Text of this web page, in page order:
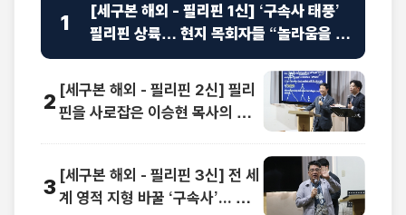
1
[세구본 해외 - 필리핀 1신] ‘구속사 태풍’
필리핀 상륙… 현지 목회자들 “놀라움을 넘
어선 충격”
2 [세구본 해외 - 필리핀 2신] 필리
핀을 사로잡은 이승현 목사의 맞
3 [세구본 해외 - 필리핀 3신] 전 세
계 영적 지형 바꿀 ‘구속사’... 동남